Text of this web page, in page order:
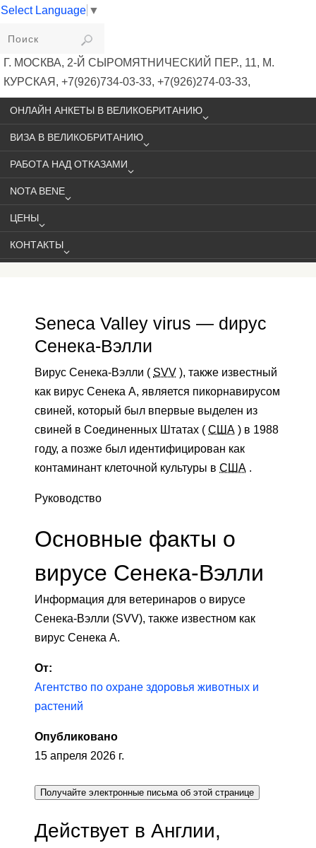
Select Language ▼
VIKIVISA
Г. МОСКВА, 2-Й СЫРОМЯТНИЧЕСКИЙ ПЕР., 11, М.
КУРСКАЯ, +7(926)734-03-33, +7(926)274-03-33,
VISA@VIKIVISA.RU
ОНЛАЙН АНКЕТЫ В ВЕЛИКОБРИТАНИЮ
ВИЗА В ВЕЛИКОБРИТАНИЮ
РАБОТА НАД ОТКАЗАМИ
NOTA BENE
ЦЕНЫ
КОНТАКТЫ
Seneca Valley virus — dирус
Сенека-Вэлли
Вирус Сенека-Вэлли ( SVV ), также известный
как вирус Сенека А, является пикорнавирусом
свиней, который был впервые выделен из
свиней в Соединенных Штатах ( США ) в 1988
году, а позже был идентифицирован как
контаминант клеточной культуры в США .
Руководство
Основные факты о
вирусе Сенека-Вэлли
Информация для ветеринаров о вирусе
Сенека-Вэлли (SVV), также известном как
вирус Сенека А.
От:
Агентство по охране здоровья животных и
растений
Опубликовано
15 апреля 2026 г.
Получайте электронные письма об этой странице
Действует в Англии,